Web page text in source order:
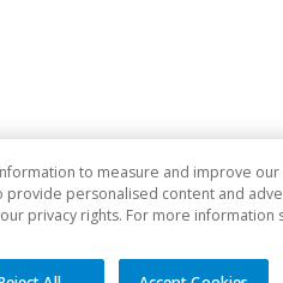
to measure and improve our
provide personalised content and
privacy rights. For more information